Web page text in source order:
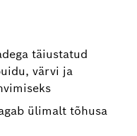
täiustatud
värvi ja
ülimalt tõhusa